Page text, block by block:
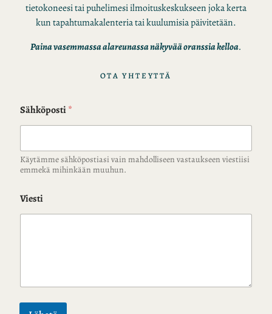
tietokoneesi tai puhelimesi ilmoituskeskukseen joka kerta
kun tapahtumakalenteria tai kuulumisia päivitetään.
Paina vasemmassa alareunassa näkyvää oranssia kelloa.
OTA YHTEYTTÄ
Sähköposti*
Käytämme sähköpostiasi vain mahdolliseen vastaukseen viestiisi
emmekä mihinkään muuhun.
Viesti